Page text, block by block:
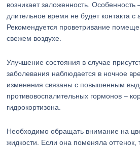
возникает заложенность. Особенность
длительное время не будет контакта с
Рекомендуется проветривание
свежем воздухе.
Улучшение состояния в случае
заболевания наблюдается в ночное
изменения связаны с повышенным
противовоспалительных гормонов –
гидрокортизона.
Необходимо обращать внимание на
жидкости. Если она поменяла оттенок,